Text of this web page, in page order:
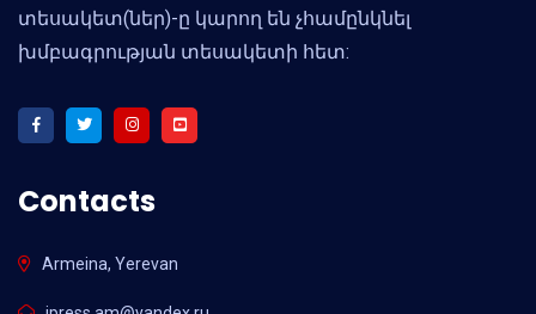
տեսակետ(ներ)-ը կարող են չհամընկնել
խմբագրության տեսակետի հետ:
Contacts
Armeina, Yerevan